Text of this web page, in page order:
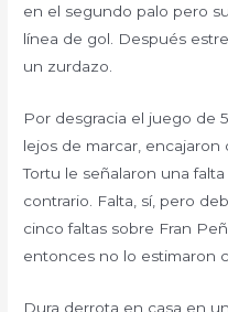
en el segundo palo pero
línea de gol. Después
un zurdazo.
Por desgracia el juego de
lejos de marcar,
Tortu le señalaron una
contrario. Falta, sí, pero
cinco faltas sobre Fran
entonces no lo estimaron
Dura derrota en casa en